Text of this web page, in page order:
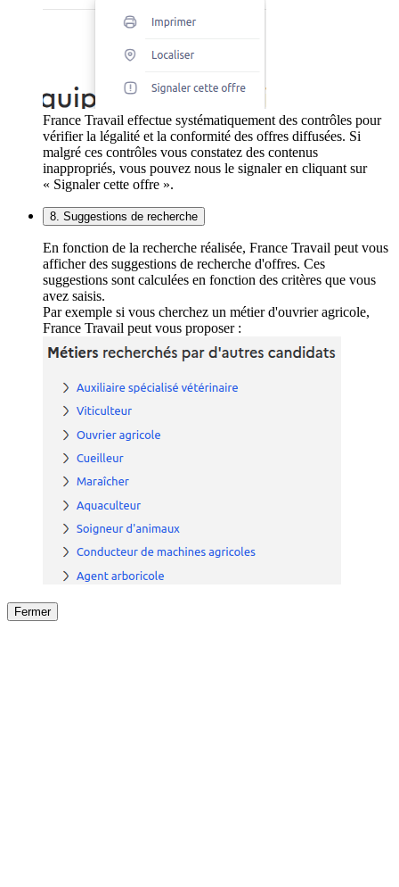
France Travail effectue systématiquement des contrôles pour
vérifier la légalité et la conformité des offres diffusées. Si
malgré ces contrôles vous constatez des contenus
inappropriés, vous pouvez nous le signaler en cliquant sur
« Signaler cette offre ».
8. Suggestions de recherche
En fonction de la recherche réalisée, France Travail peut vous
afficher des suggestions de recherche d'offres. Ces
suggestions sont calculées en fonction des critères que vous
avez saisis.
Par exemple si vous cherchez un métier d'ouvrier agricole,
France Travail peut vous proposer :
Fermer